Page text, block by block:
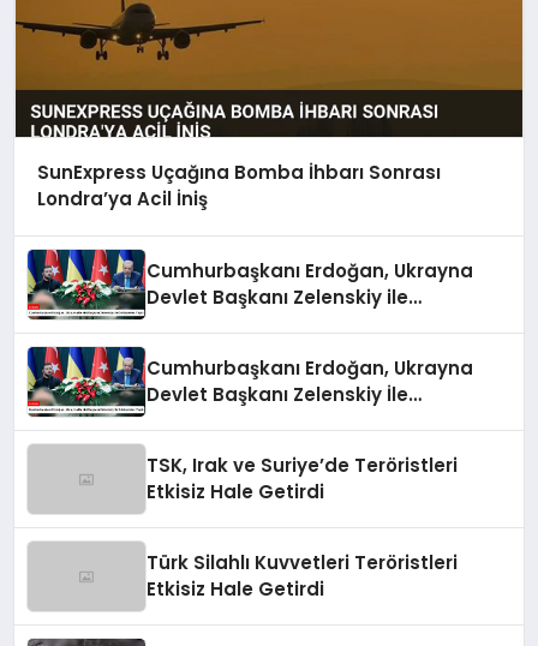
SunExpress Uçağına Bomba İhbarı Sonrası
Londra’ya Acil İniş
Cumhurbaşkanı Erdoğan, Ukrayna
Devlet Başkanı Zelenskiy ile
Cumhurbaşkanı Erdoğan, Ukrayna
Devlet Başkanı Zelenskiy İle
TSK, Irak ve Suriye’de Teröristleri
Etkisiz Hale Getirdi
Türk Silahlı Kuvvetleri Teröristleri
Etkisiz Hale Getirdi